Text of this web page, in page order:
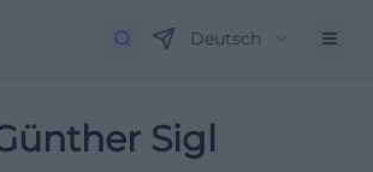
Deutsch
Sigl